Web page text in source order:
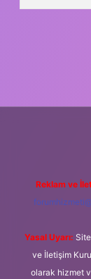
Reklam ve
Yasal Uyarı:
ve İletişim
olarak hizmet